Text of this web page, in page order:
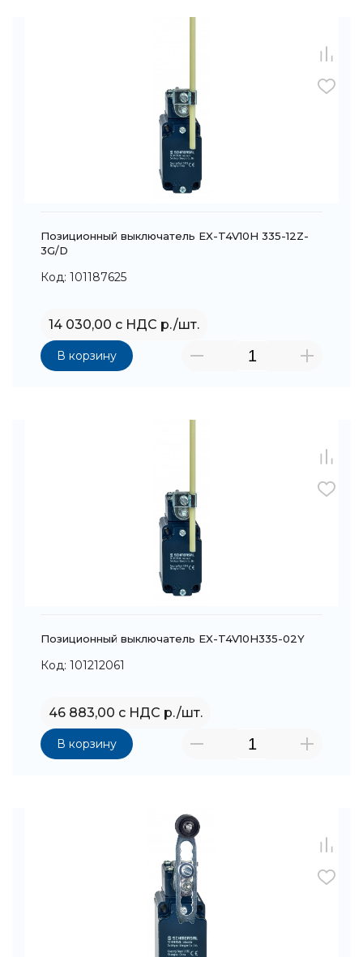
Позиционный выключатель EX-T4V10H 335-12Z-
3G/D
Код: 101187625
14 030,00 с НДС р./шт.
В корзину
Позиционный выключатель EX-T4V10H335-02Y
Код: 101212061
46 883,00 с НДС р./шт.
В корзину